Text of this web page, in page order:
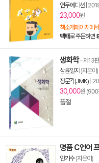
연두에디션|
23,000원
책소개페이지에
택배로 주문하면
생화학- 제13판
삼륜일지 (지은이)
정문각(JMK)
30,000원 (900
품절
명품 C언어
안기수(지은이)